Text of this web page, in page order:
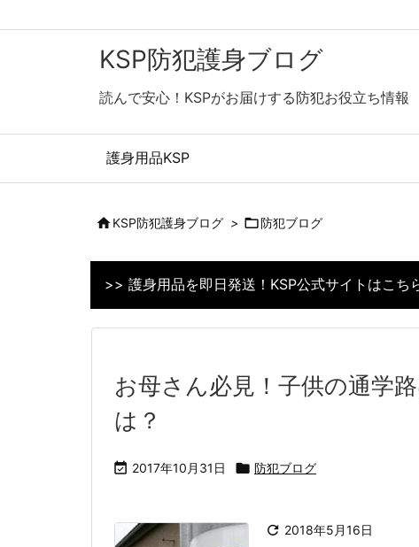
KSP防犯護身ブログ
読んで安心！KSPがお届けする防犯お役立ち情報
護身用品KSP
KSP防犯護身ブログ > 防犯ブログ
>> 護身用品を即日発送！KSP公式サイトはこち
お母さん必見！子供の通学
は？
 2017年10月31日  防犯ブログ
 2018年5月16日